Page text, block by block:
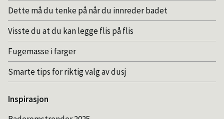
Dette må du tenke på når du innreder badet
Visste du at du kan legge flis på flis
Fugemasse i farger
Smarte tips for riktig valg av dusj
Inspirasjon